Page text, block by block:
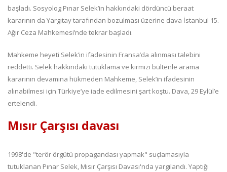
başladı. Sosyolog Pınar Selek’in hakkındaki dördüncü beraat
kararının da Yargıtay tarafından bozulması üzerine dava İstanbul 15.
Ağır Ceza Mahkemesi’nde tekrar başladı.
Mahkeme heyeti Selek’in ifadesinin Fransa’da alınması talebini
reddetti. Selek hakkındaki tutuklama ve kırmızı bültenle arama
kararının devamına hükmeden Mahkeme, Selek’in ifadesinin
alınabilmesi için Türkiye’ye iade edilmesini şart koştu. Dava, 29 Eylül’e
ertelendi.
Mısır Çarşısı davası
1998'de "terör örgütü propagandası yapmak" suçlamasıyla
tutuklanan Pınar Selek, Mısır Çarşısı Davası'nda yargılandı. Yaptığı